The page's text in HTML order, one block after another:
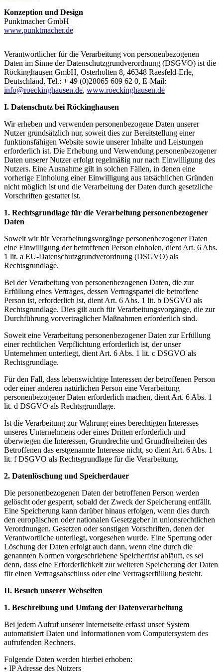
Konzeption und Design
Punktmacher GmbH
www.punktmacher.de
Verantwortlicher für die Verarbeitung von personenbezogenen
Daten im Sinne der Datenschutzgrundverordnung (DSGVO) ist die
Röckinghausen GmbH, Osterholten 8, 46348 Raesfeld-Erle,
Deutschland, Tel.: + 49 (0)28065 609 62 0, E-Mail:
info@roeckinghausen.de, www.roeckinghausen.de
I. Datenschutz bei Röckinghausen
Wir erheben und verwenden personenbezogene Daten unserer
Nutzer grundsätzlich nur, soweit dies zur Bereitstellung einer
funktionsfähigen Website sowie unserer Inhalte und Leistungen
erforderlich ist. Die Erhebung und Verwendung personenbezogener
Daten unserer Nutzer erfolgt regelmäßig nur nach Einwilligung des
Nutzers. Eine Ausnahme gilt in solchen Fällen, in denen eine
vorherige Einholung einer Einwilligung aus tatsächlichen Gründen
nicht möglich ist und die Verarbeitung der Daten durch gesetzliche
Vorschriften gestattet ist.
1. Rechtsgrundlage für die Verarbeitung personenbezogener
Daten
Soweit wir für Verarbeitungsvorgänge personenbezogener Daten
eine Einwilligung der betroffenen Person einholen, dient Art. 6 Abs.
1 lit. a EU-Datenschutzgrundverordnung (DSGVO) als
Rechtsgrundlage.
Bei der Verarbeitung von personenbezogenen Daten, die zur
Erfüllung eines Vertrages, dessen Vertragspartei die betroffene
Person ist, erforderlich ist, dient Art. 6 Abs. 1 lit. b DSGVO als
Rechtsgrundlage. Dies gilt auch für Verarbeitungsvorgänge, die zur
Durchführung vorvertraglicher Maßnahmen erforderlich sind.
Soweit eine Verarbeitung personenbezogener Daten zur Erfüllung
einer rechtlichen Verpflichtung erforderlich ist, der unser
Unternehmen unterliegt, dient Art. 6 Abs. 1 lit. c DSGVO als
Rechtsgrundlage.
Für den Fall, dass lebenswichtige Interessen der betroffenen Person
oder einer anderen natürlichen Person eine Verarbeitung
personenbezogener Daten erforderlich machen, dient Art. 6 Abs. 1
lit. d DSGVO als Rechtsgrundlage.
Ist die Verarbeitung zur Wahrung eines berechtigten Interesses
unseres Unternehmens oder eines Dritten erforderlich und
überwiegen die Interessen, Grundrechte und Grundfreiheiten des
Betroffenen das erstgenannte Interesse nicht, so dient Art. 6 Abs. 1
lit. f DSGVO als Rechtsgrundlage für die Verarbeitung.
2. Datenlöschung und Speicherdauer
Die personenbezogenen Daten der betroffenen Person werden
gelöscht oder gesperrt, sobald der Zweck der Speicherung entfällt.
Eine Speicherung kann darüber hinaus erfolgen, wenn dies durch
den europäischen oder nationalen Gesetzgeber in unionsrechtlichen
Verordnungen, Gesetzen oder sonstigen Vorschriften, denen der
Verantwortliche unterliegt, vorgesehen wurde. Eine Sperrung oder
Löschung der Daten erfolgt auch dann, wenn eine durch die
genannten Normen vorgeschriebene Speicherfrist abläuft, es sei
denn, dass eine Erforderlichkeit zur weiteren Speicherung der Daten
für einen Vertragsabschluss oder eine Vertragserfüllung besteht.
II. Besuch unserer Webseiten
1. Beschreibung und Umfang der Datenverarbeitung
Bei jedem Aufruf unserer Internetseite erfasst unser System
automatisiert Daten und Informationen vom Computersystem des
aufrufenden Rechners.
Folgende Daten werden hierbei erhoben:
• IP Adresse des Nutzers